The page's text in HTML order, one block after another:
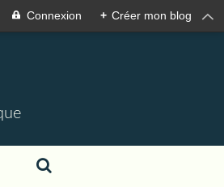
Connexion + Créer mon blog